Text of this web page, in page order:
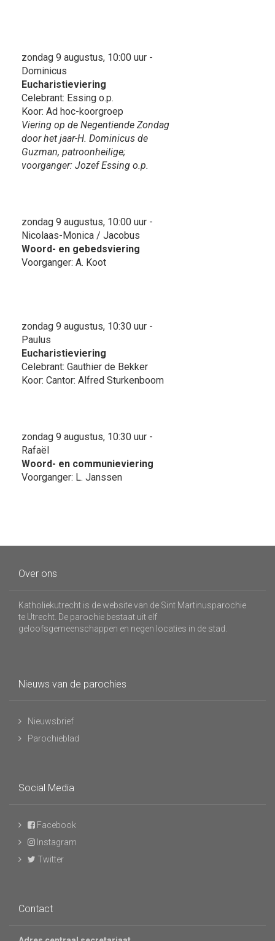
zondag 9 augustus, 10:00 uur -
Dominicus
Eucharistieviering
Celebrant: Essing o.p.
Koor: Ad hoc-koorgroep
Viering op de Negentiende Zondag
door het jaar-H. Dominicus de
Guzman, patroonheilige;
voorganger: Jozef Essing o.p.
zondag 9 augustus, 10:00 uur -
Nicolaas-Monica / Jacobus
Woord- en gebedsviering
Voorganger: A. Koot
zondag 9 augustus, 10:30 uur -
Paulus
Eucharistieviering
Celebrant: Gauthier de Bekker
Koor: Cantor: Alfred Sturkenboom
zondag 9 augustus, 10:30 uur -
Rafaël
Woord- en communieviering
Voorganger: L. Janssen
Over ons
Katholiekutrecht is de website van de Sint Martinusparochie
te Utrecht. De parochie bestaat uit elf
geloofsgemeenschappen en negen locaties in de stad.
Nieuws van de parochies
Nieuwsbrief
Parochieblad
Social Media
Facebook
Instagram
Twitter
Contact